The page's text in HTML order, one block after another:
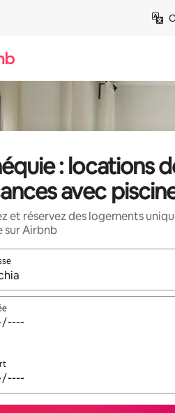
: locations
avec
et réservez des logements
sur Airbnb
les résultats s'affichent, utilisez les